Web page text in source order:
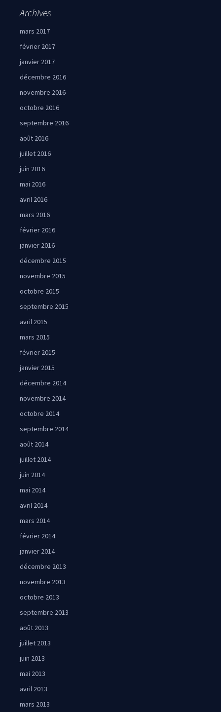
Archives
mars 2017
février 2017
janvier 2017
décembre 2016
novembre 2016
octobre 2016
septembre 2016
août 2016
juillet 2016
juin 2016
mai 2016
avril 2016
mars 2016
février 2016
janvier 2016
décembre 2015
novembre 2015
octobre 2015
septembre 2015
avril 2015
mars 2015
février 2015
janvier 2015
décembre 2014
novembre 2014
octobre 2014
septembre 2014
août 2014
juillet 2014
juin 2014
mai 2014
avril 2014
mars 2014
février 2014
janvier 2014
décembre 2013
novembre 2013
octobre 2013
septembre 2013
août 2013
juillet 2013
juin 2013
mai 2013
avril 2013
mars 2013